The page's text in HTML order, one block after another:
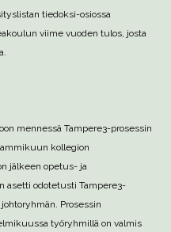
tiedoksi-osiossa
viime vuoden tulos, josta
mennessä Tampere3-prosessin
kollegion
jälkeen opetus- ja
asetti odotetusti Tampere3-
Prosessin
työryhmillä on valmis